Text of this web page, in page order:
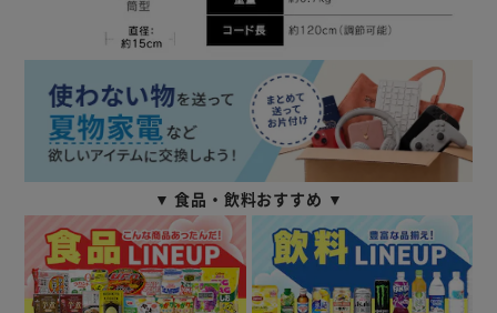
▼ 食品・飲料おすすめ ▼